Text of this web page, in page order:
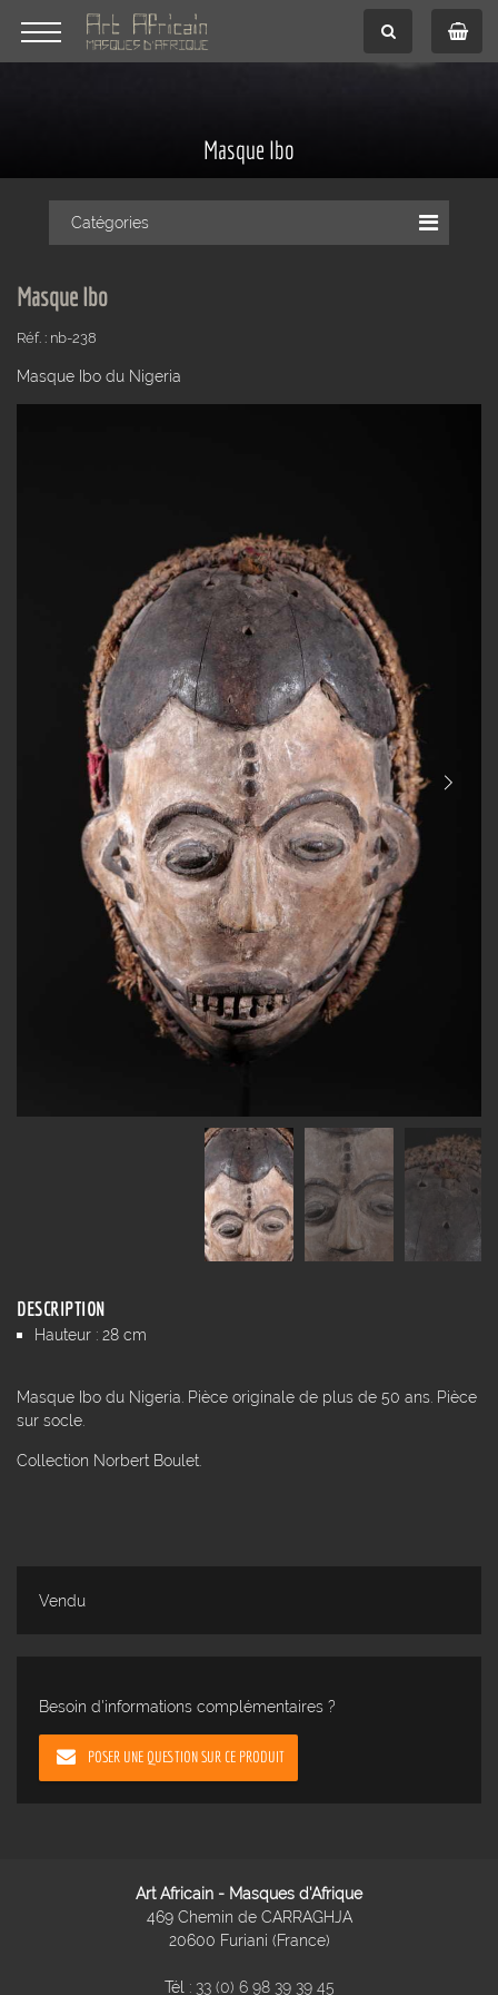
Masque Ibo
Catégories
Masque Ibo
Réf. : nb-238
Masque Ibo du Nigeria
DESCRIPTION
Hauteur : 28 cm
Masque Ibo du Nigeria. Pièce originale de plus de 50 ans. Pièce
sur socle.
Collection Norbert Boulet.
Vendu
Besoin d'informations complémentaires ?
POSER UNE QUESTION SUR CE PRODUIT
Art Africain - Masques d'Afrique
469 Chemin de CARRAGHJA
20600 Furiani (France)
Tél : 33 (0) 6 98 39 39 45